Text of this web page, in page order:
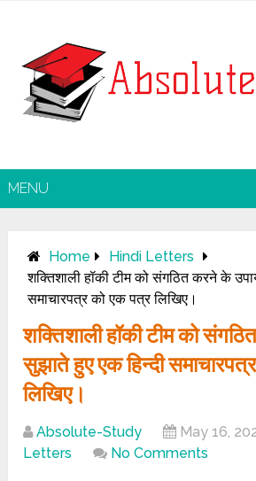
MENU
Home
Hindi Letters
शक्तिशाली हॉकी टीम को संगठित करने के
समाचारपत्र को एक पत्र लिखिए।
शक्तिशाली हॉकी टीम को
सुझाते हुए एक हिन्दी
लिखिए।
Absolute-Study May 16,
Letters
No Comments